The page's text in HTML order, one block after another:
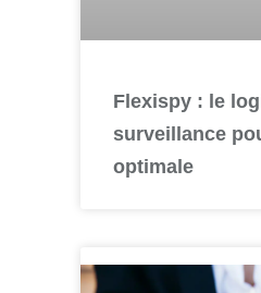
Flexispy : le
surveillance
optimale